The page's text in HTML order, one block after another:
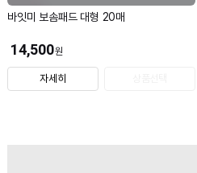
바잇미 보솜패드 대형 20매
14,500원
자세히